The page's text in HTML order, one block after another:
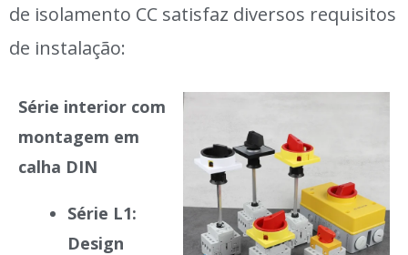
de isolamento CC satisfaz diversos requisitos
de instalação:
Série interior com
montagem em
calha DIN
Série L1:
Design